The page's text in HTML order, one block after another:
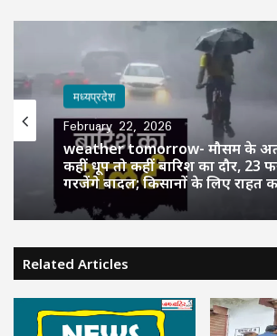
मध्यप्रदेश
February 22, 2026
weather tomorrow- मौसम के
कहीं धूप तो कहीं बारिश का दौर, 23
गरजेंगे बादल; किसानों के लिए राहत
Related Articles